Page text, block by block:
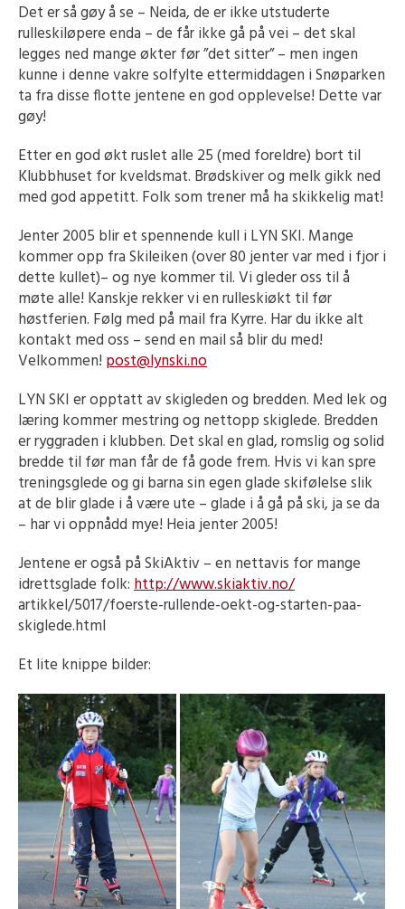
Det er så gøy å se – Neida, de er ikke utstuderte
rulleskiløpere enda – de får ikke gå på vei – det skal
legges ned mange økter før ”det sitter” – men ingen
kunne i denne vakre solfylte ettermiddagen i Snøparken
ta fra disse flotte jentene en god opplevelse! Dette var
gøy!
Etter en god økt ruslet alle 25 (med foreldre) bort til
Klubbhuset for kveldsmat. Brødskiver og melk gikk ned
med god appetitt. Folk som trener må ha skikkelig mat!
Jenter 2005 blir et spennende kull i LYN SKI. Mange
kommer opp fra Skileiken (over 80 jenter var med i fjor i
dette kullet)– og nye kommer til. Vi gleder oss til å
møte alle! Kanskje rekker vi en rulleskiøkt til før
høstferien. Følg med på mail fra Kyrre. Har du ikke alt
kontakt med oss – send en mail så blir du med!
Velkommen! post@lynski.no
LYN SKI er opptatt av skigleden og bredden. Med lek og
læring kommer mestring og nettopp skiglede. Bredden
er ryggraden i klubben. Det skal en glad, romslig og solid
bredde til før man får de få gode frem. Hvis vi kan spre
treningsglede og gi barna sin egen glade skifølelse slik
at de blir glade i å være ute – glade i å gå på ski, ja se da
– har vi oppnådd mye! Heia jenter 2005!
Jentene er også på SkiAktiv – en nettavis for mange
idrettsglade folk:http://www.skiaktiv.no/
artikkel/5017/foerste-rullende-oekt-og-starten-paa-
skiglede.html
Et lite knippe bilder: